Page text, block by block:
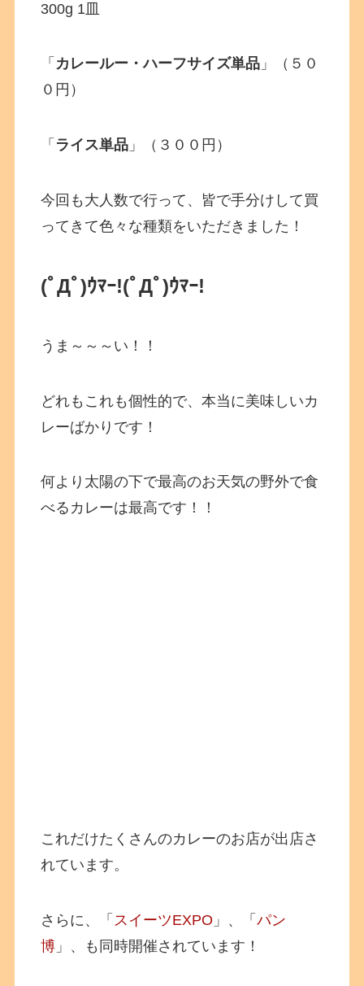
300g 1皿
「 カレールー・ハーフサイズ単品 」（５０
０円）
「 ライス単品 」（３００円）
今回も大人数で行って、皆で手分けして買
ってきて色々な種類をいただきました！
(ﾟДﾟ)ｳﾏｰ!(ﾟДﾟ)ｳﾏｰ!
うま～～～い！！
どれもこれも個性的で、本当に美味しいカ
レーばかりです！
何より太陽の下で最高のお天気の野外で食
べるカレーは最高です！！
これだけたくさんのカレーのお店が出店さ
れています。
さらに、「 スイーツEXPO 」、「パン
博 」、も同時開催されています！